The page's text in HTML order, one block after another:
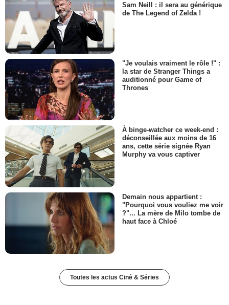
Sam Neill : il sera au générique
de The Legend of Zelda !
"Je voulais vraiment le rôle !" :
la star de Stranger Things a
auditionné pour Game of
Thrones
À binge-watcher ce week-end :
déconseillée aux moins de 16
ans, cette série signée Ryan
Murphy va vous captiver
Demain nous appartient :
"Pourquoi vous vouliez me voir
?"... La mère de Milo tombe de
haut face à Chloé
Toutes les actus Ciné & Séries